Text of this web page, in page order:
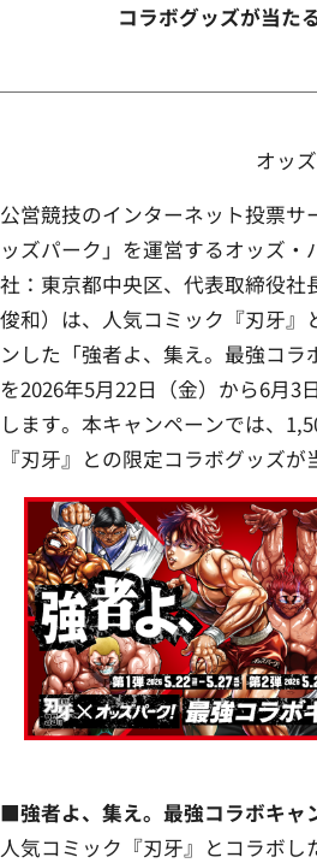
サステナビリティ
採用情
コラボグッズが当た
オッ
公営競技のインターネット投票サ
ッズパーク」を運営するオッズ・
社：東京都中央区、代表取締役社
俊和）は、人気コミック『刃牙』
ンした「強者よ、集え。最強コラ
を2026年5月22日（金）から6月3
します。本キャンペーンでは、
『刃牙』との限定コラボグッズが
■強者よ、集え。最強コラボキャ
人気コミック『刃牙』とコラボし